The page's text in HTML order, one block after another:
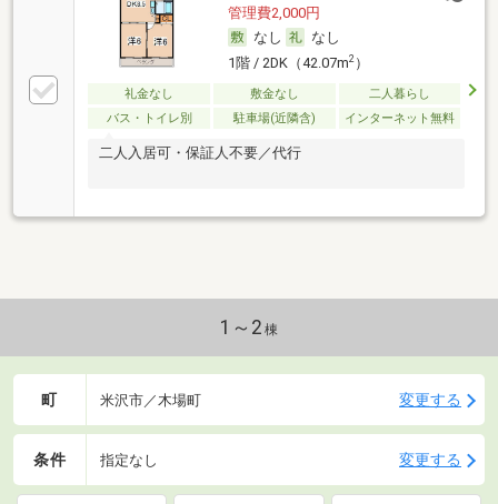
管理費2,000円
なし
なし
1階 / 2DK（42.07m2）
礼金なし 敷金なし
二人暮らし
バス・トイレ別
駐車場(近隣含) インターネット無料
二人入居可・保証人不要／代行
1～2 棟
町 米沢市／木場町 変更する
条件 指定なし 変更する